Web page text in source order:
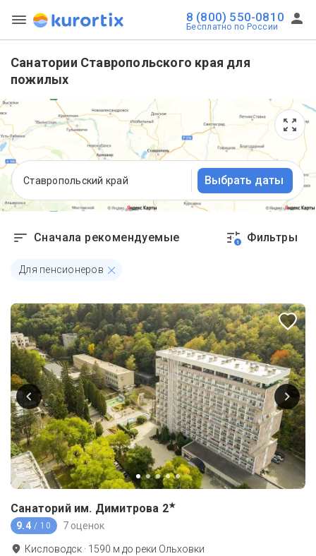
8 (800) 550-0810
Бесплатно по России
Санатории Ставропольского края для
пожилых
Ставропольский край Выбрать даты
Сначала рекомендуемые 1 Фильтры
Для пенсионеров
Санаторий им. Димитрова 2★
9.4 / 10 7 оценок
Кисловодск · 1590 м до реки Ольховки